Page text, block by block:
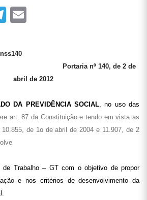
Telegram
Portaria nº 140, de 2 de
abril de 2012
DA PREVIDÊNCIA SOCIAL, no uso das
art. 87 da Constituição e tendo em vista as
de 1o de abril de 2004 e 11.907, de 2
de Trabalho – GT com o objetivo de propor
e nos critérios de desenvolvimento da